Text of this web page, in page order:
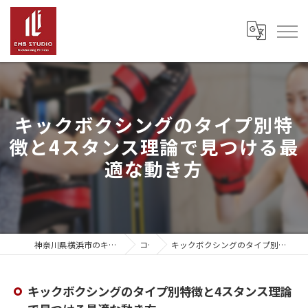
キックボクシングのタイプ別特
徴と4スタンス理論で見つける最
適な動き方
神奈川県横浜市のキックボクシングならEMB Studio コラム キックボクシングのタイプ別特徴と4スタンス理論で見つける最適な動き方
キックボクシングのタイプ別特徴と4スタンス理論